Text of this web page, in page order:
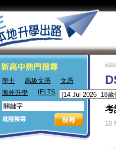
學士 高級文憑
文憑
海外升學
IELTS
考
10